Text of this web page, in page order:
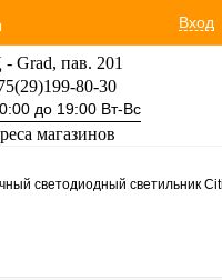
Вход
Grad, пав. 201
80-30
до 19:00 Вт-Вс
магазинов
30-60
светодиодный светильник